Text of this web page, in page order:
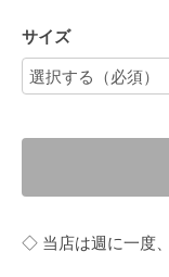
サイズ
◇ 当店は週に一度